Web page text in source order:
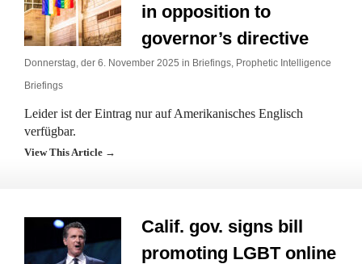
in opposition to
governor’s directive
Donnerstag, der 6. November 2025 in Briefings, Prophetic Intelligence
Briefings
Leider ist der Eintrag nur auf Amerikanisches Englisch
verfügbar.
View This Article →
Calif. gov. signs bill
promoting LGBT online